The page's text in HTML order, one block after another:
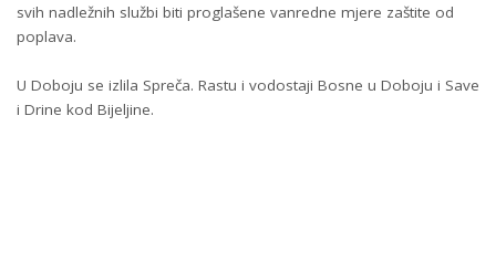
svih nadležnih službi biti proglašene vanredne mjere zaštite od
poplava.
U Doboju se izlila Spreča. Rastu i vodostaji Bosne u Doboju i Save
i Drine kod Bijeljine.